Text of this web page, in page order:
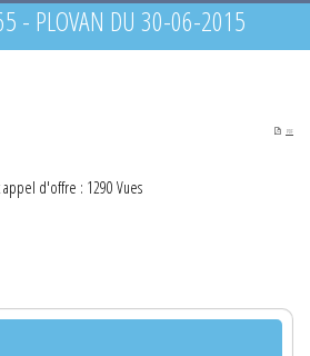
- PLOVAN DU 30-06-2015
PDF
d'offre : 1290 Vues